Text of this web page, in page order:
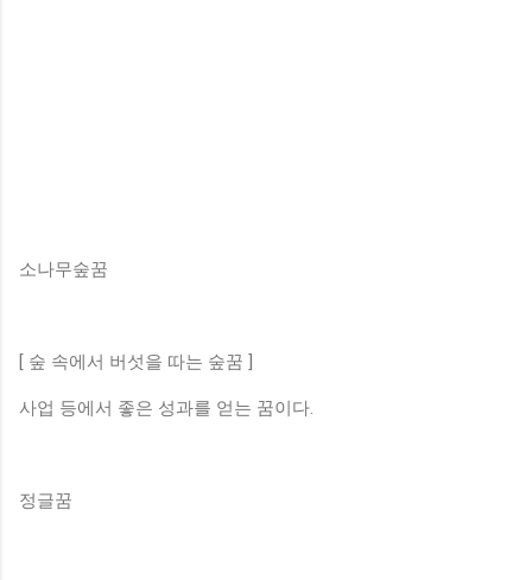
소나무숲꿈
[ 숲 속에서 버섯을 따는 숲꿈 ]
사업 등에서 좋은 성과를 얻는 꿈이다.
정글꿈